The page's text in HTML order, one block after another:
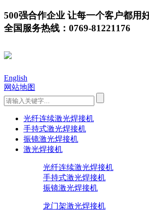
500强合作企业 让每一个客户都用
全国服务热线：0769-81221176
English
网站地图
光纤连续激光焊接机
手持式激光焊接机
振镜激光焊接机
激光焊接机
光纤连续激光焊接机
手持式激光焊接机
振镜激光焊接机
龙门架激光焊接机